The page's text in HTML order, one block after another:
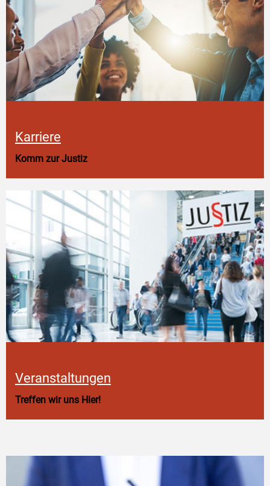
Karriere
Komm zur Justiz
Veranstaltungen
Treffen wir uns Hier!